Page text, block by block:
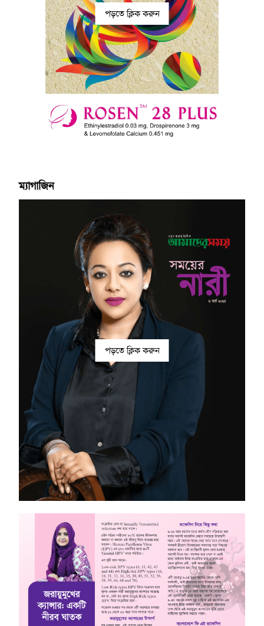
পড়তে ক্লিক করুন
ম্যাগাজিন
পড়তে ক্লিক করুন